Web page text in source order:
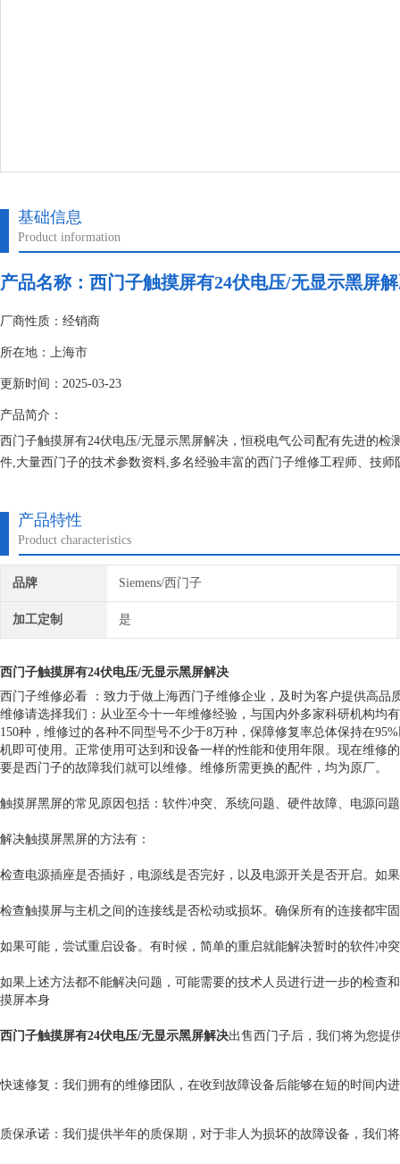
基础信息
Product information
产品名称： 西门子触摸屏有24伏电压/无显示黑屏
厂商性质：经销商
所在地：上海市
更新时间：2025-03-23
产品简介：
西门子触摸屏有24伏电压/无显示黑屏解决，恒税电气公司配有先进的
件,大量西门子的技术参数资料,多名经验丰富的西门子维修工程师、技
产品特性
Product characteristics
品牌 Siemens/西门子
加工定制 是
西门子触摸屏有24伏电压/无显示黑屏解决
西门子维修必看 ：致力于做上海西门子维修企业，及时为客户提供高品
维修请选择我们：从业至今十一年维修经验，与国内外多家科研机构均
150种，维修过的各种不同型号不少于8万种，保障修复率总体保持在
机即可使用。正常使用可达到和设备一样的性能和使用年限。现在维修
要是西门子的故障我们就可以维修。维修所需更换的配件，均为原厂。
触摸屏黑屏的常见原因包括：软件冲突、系统问题、硬件故障、电源问
解决触摸屏黑屏的方法有：
检查电源插座是否插好，电源线是否完好，以及电源开关是否开启。如
检查触摸屏与主机之间的连接线是否松动或损坏。确保所有的连接都牢
如果可能，尝试重启设备。有时候，简单的重启就能解决暂时的软件冲
如果上述方法都不能解决问题，可能需要的技术人员进行进一步的检查
摸屏本身
西门子触摸屏有24伏电压/无显示黑屏解决出售西门子后，我们将为您提
快速修复：我们拥有的维修团队，在收到故障设备后能够在短的时间内
质保承诺：我们提供半年的质保期，对于非人为损坏的故障设备，我们